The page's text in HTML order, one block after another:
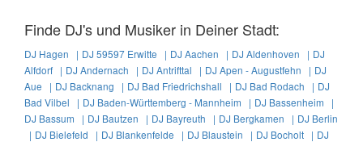
Finde DJ's und Musiker in Deiner Stadt:
DJ Hagen | DJ 59597 Erwitte | DJ Aachen | DJ Aldenhoven | DJ
Alfdorf | DJ Andernach | DJ Antrifttal | DJ Apen - Augustfehn | DJ
Aue | DJ Backnang | DJ Bad Friedrichshall | DJ Bad Rodach | DJ
Bad Vilbel | DJ Baden-Württemberg - Mannheim | DJ Bassenheim |
DJ Bassum | DJ Bautzen | DJ Bayreuth | DJ Bergkamen | DJ Berlin
| DJ Bielefeld | DJ Blankenfelde | DJ Blaustein | DJ Bocholt | DJ